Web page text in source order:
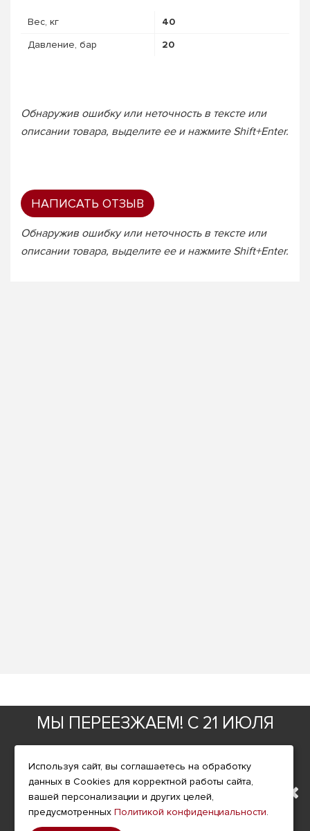
Вес, кг
40
Давление, бар
20
Обнаружив ошибку или неточность в тексте или
описании товара, выделите ее и нажмите Shift+Enter.
НАПИСАТЬ ОТЗЫВ
Обнаружив ошибку или неточность в тексте или
описании товара, выделите ее и нажмите Shift+Enter.
МЫ ПЕРЕЕЗЖАЕМ! С 21 ИЮЛЯ
МАГАЗИН БУДЕТ РАБОТАТЬ
ПО НОВОМУ АДРЕСУ.
ПОДРОБНАЯ ИНФОРМАЦИЯ
Доставка
Оплата
Используя сайт, вы соглашаетесь на обработку
данных в Cookies для корректной работы сайта,
вашей персонализации и других целей,
предусмотренных Политикой конфиденциальности.